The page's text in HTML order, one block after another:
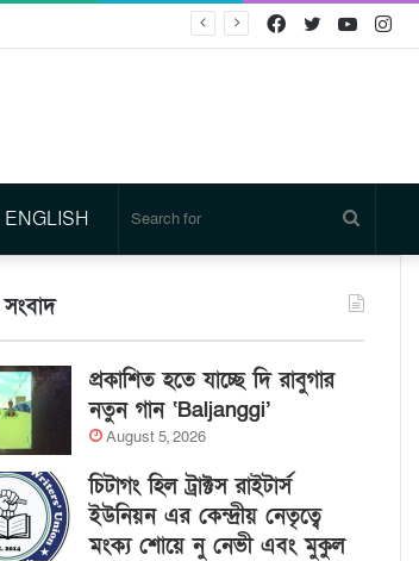
Twitter
Facebook
ENGLISH
for
সংবাদ
প্রকাশিত হতে যাচ্ছে দি রাবুগার
নতুন গান ‘Baljanggi’
August 5, 2026
চিটাগং হিল ট্রাক্টস রাইটার্স
ইউনিয়ন এর কেন্দ্রীয় নেতৃত্বে
মংক্য শোয়ে নু নেভী এবং মুকুল